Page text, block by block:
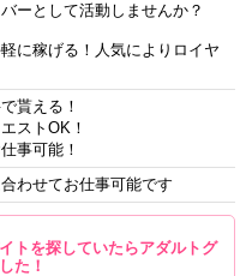
ーとして活動しませんか？
に稼げる！人気によりロイヤ
貰える！
ストOK！
事可能！
わせてお仕事可能です
トを探していたらアダルトグ
た！